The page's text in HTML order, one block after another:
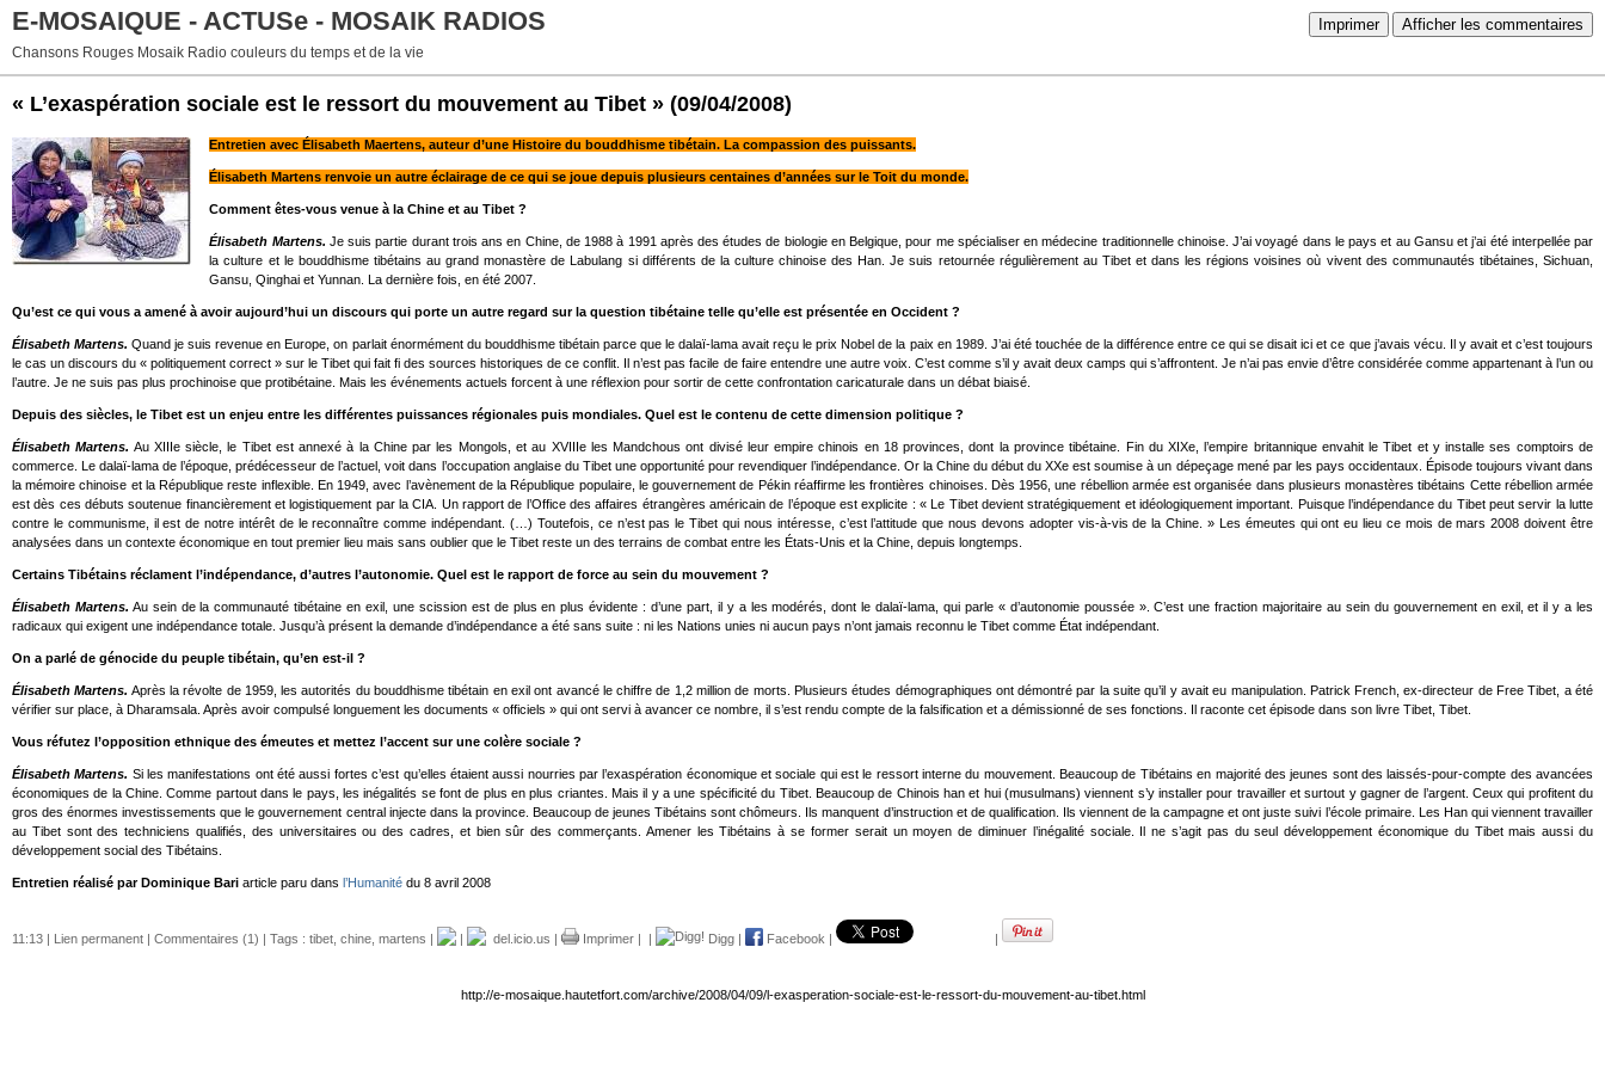
Imprimer Afficher les commentaires
E-MOSAIQUE - ACTUSe - MOSAIK RADIOS
Chansons Rouges Mosaik Radio couleurs du temps et de la vie
« L’exaspération sociale est le ressort du mouvement au Tibet » (09/04/2008)
Entretien avec Élisabeth Maertens, auteur d’une Histoire du bouddhisme tibétain. La compassion des puissants.
Élisabeth Martens renvoie un autre éclairage de ce qui se joue depuis plusieurs centaines d’années sur le Toit du monde.
Comment êtes-vous venue à la Chine et au Tibet ?
Élisabeth Martens. Je suis partie durant trois ans en Chine, de 1988 à 1991 après des études de biologie en Belgique, pour me spécialiser en médecine traditionnelle chinoise. J’ai voyagé dans le pays et au Gansu et j’ai été interpellée par
la culture et le bouddhisme tibétains au grand monastère de Labulang si différents de la culture chinoise des Han. Je suis retournée régulièrement au Tibet et dans les régions voisines où vivent des communautés tibétaines, Sichuan,
Gansu, Qinghai et Yunnan. La dernière fois, en été 2007.
Qu’est ce qui vous a amené à avoir aujourd’hui un discours qui porte un autre regard sur la question tibétaine telle qu’elle est présentée en Occident ?
Élisabeth Martens. Quand je suis revenue en Europe, on parlait énormément du bouddhisme tibétain parce que le dalaï-lama avait reçu le prix Nobel de la paix en 1989. J’ai été touchée de la différence entre ce qui se disait ici et ce que j’avais vécu. Il y avait et c’est toujours
le cas un discours du « politiquement correct » sur le Tibet qui fait fi des sources historiques de ce conflit. Il n’est pas facile de faire entendre une autre voix. C’est comme s’il y avait deux camps qui s’affrontent. Je n’ai pas envie d’être considérée comme appartenant à l’un ou
l’autre. Je ne suis pas plus prochinoise que protibétaine. Mais les événements actuels forcent à une réflexion pour sortir de cette confrontation caricaturale dans un débat biaisé.
Depuis des siècles, le Tibet est un enjeu entre les différentes puissances régionales puis mondiales. Quel est le contenu de cette dimension politique ?
Élisabeth Martens. Au XIIIe siècle, le Tibet est annexé à la Chine par les Mongols, et au XVIIIe les Mandchous ont divisé leur empire chinois en 18 provinces, dont la province tibétaine. Fin du XIXe, l’empire britannique envahit le Tibet et y installe ses comptoirs de
commerce. Le dalaï-lama de l’époque, prédécesseur de l’actuel, voit dans l’occupation anglaise du Tibet une opportunité pour revendiquer l’indépendance. Or la Chine du début du XXe est soumise à un dépeçage mené par les pays occidentaux. Épisode toujours vivant dans
la mémoire chinoise et la République reste inflexible. En 1949, avec l’avènement de la République populaire, le gouvernement de Pékin réaffirme les frontières chinoises. Dès 1956, une rébellion armée est organisée dans plusieurs monastères tibétains Cette rébellion armée
est dès ces débuts soutenue financièrement et logistiquement par la CIA. Un rapport de l’Office des affaires étrangères américain de l’époque est explicite : « Le Tibet devient stratégiquement et idéologiquement important. Puisque l’indépendance du Tibet peut servir la lutte
contre le communisme, il est de notre intérêt de le reconnaître comme indépendant. (…) Toutefois, ce n’est pas le Tibet qui nous intéresse, c’est l’attitude que nous devons adopter vis-à-vis de la Chine. » Les émeutes qui ont eu lieu ce mois de mars 2008 doivent être
analysées dans un contexte économique en tout premier lieu mais sans oublier que le Tibet reste un des terrains de combat entre les États-Unis et la Chine, depuis longtemps.
Certains Tibétains réclament l’indépendance, d’autres l’autonomie. Quel est le rapport de force au sein du mouvement ?
Élisabeth Martens. Au sein de la communauté tibétaine en exil, une scission est de plus en plus évidente : d’une part, il y a les modérés, dont le dalaï-lama, qui parle « d’autonomie poussée ». C’est une fraction majoritaire au sein du gouvernement en exil, et il y a les
radicaux qui exigent une indépendance totale. Jusqu’à présent la demande d’indépendance a été sans suite : ni les Nations unies ni aucun pays n’ont jamais reconnu le Tibet comme État indépendant.
On a parlé de génocide du peuple tibétain, qu’en est-il ?
Élisabeth Martens. Après la révolte de 1959, les autorités du bouddhisme tibétain en exil ont avancé le chiffre de 1,2 million de morts. Plusieurs études démographiques ont démontré par la suite qu’il y avait eu manipulation. Patrick French, ex-directeur de Free Tibet, a été
vérifier sur place, à Dharamsala. Après avoir compulsé longuement les documents « officiels » qui ont servi à avancer ce nombre, il s’est rendu compte de la falsification et a démissionné de ses fonctions. Il raconte cet épisode dans son livre Tibet, Tibet.
Vous réfutez l’opposition ethnique des émeutes et mettez l’accent sur une colère sociale ?
Élisabeth Martens. Si les manifestations ont été aussi fortes c’est qu’elles étaient aussi nourries par l’exaspération économique et sociale qui est le ressort interne du mouvement. Beaucoup de Tibétains en majorité des jeunes sont des laissés-pour-compte des avancées
économiques de la Chine. Comme partout dans le pays, les inégalités se font de plus en plus criantes. Mais il y a une spécificité du Tibet. Beaucoup de Chinois han et hui (musulmans) viennent s’y installer pour travailler et surtout y gagner de l’argent. Ceux qui profitent du
gros des énormes investissements que le gouvernement central injecte dans la province. Beaucoup de jeunes Tibétains sont chômeurs. Ils manquent d’instruction et de qualification. Ils viennent de la campagne et ont juste suivi l’école primaire. Les Han qui viennent travailler
au Tibet sont des techniciens qualifiés, des universitaires ou des cadres, et bien sûr des commerçants. Amener les Tibétains à se former serait un moyen de diminuer l’inégalité sociale. Il ne s’agit pas du seul développement économique du Tibet mais aussi du
développement social des Tibétains.
Entretien réalisé par Dominique Bari article paru dans l’Humanité du 8 avril 2008
11:13 | Lien permanent | Commentaires (1) | Tags : tibet chine martens | | del.icio.us | Imprimer | | Digg | Facebook | |
http://e-mosaique.hautetfort.com/archive/2008/04/09/l-exasperation-sociale-est-le-ressort-du-mouvement-au-tibet.html